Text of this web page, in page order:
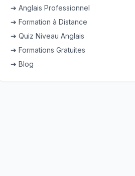
➔ Anglais Professionnel
➔ Formation à Distance
➔ Quiz Niveau Anglais
➔ Formations Gratuites
➔ Blog